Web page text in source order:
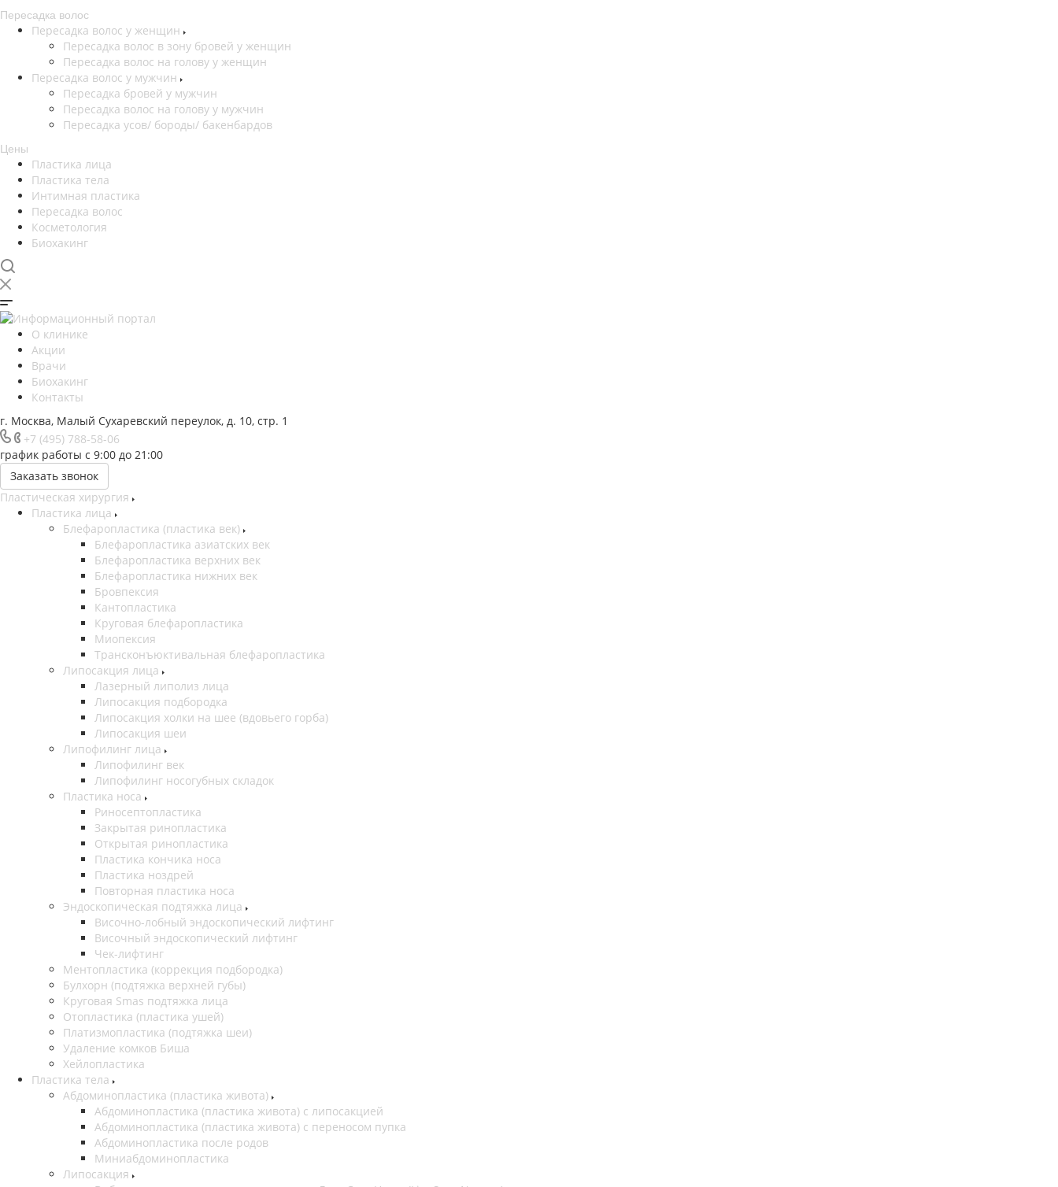
Пересадка волос
Пересадка волос у женщин
Пересадка волос в зону бровей у женщин
Пересадка волос на голову у женщин
Пересадка волос у мужчин
Пересадка бровей у мужчин
Пересадка волос на голову у мужчин
Пересадка усов/ бороды/ бакенбардов
Цены
Пластика лица
Пластика тела
Интимная пластика
Пересадка волос
Косметология
Биохакинг
О клинике
Акции
Врачи
Биохакинг
Контакты
г. Москва, Малый Сухаревский переулок, д. 10, стр. 1
+7 (495) 788-58-06
график работы с 9:00 до 21:00
Заказать звонок
Пластическая хирургия
Пластика лица
Блефаропластика (пластика век)
Блефаропластика азиатских век
Блефаропластика верхних век
Блефаропластика нижних век
Бровпексия
Кантопластика
Круговая блефаропластика
Миопексия
Трансконъюктивальная блефаропластика
Липосакция лица
Лазерный липолиз лица
Липосакция подбородка
Липосакция холки на шее (вдовьего горба)
Липосакция шеи
Липофилинг лица
Липофилинг век
Липофилинг носогубных складок
Пластика носа
Риносептопластика
Закрытая ринопластика
Открытая ринопластика
Пластика кончика носа
Пластика ноздрей
Повторная пластика носа
Эндоскопическая подтяжка лица
Височно-лобный эндоскопический лифтинг
Височный эндоскопический лифтинг
Чек-лифтинг
Ментопластика (коррекция подбородка)
Булхорн (подтяжка верхней губы)
Круговая Smas подтяжка лица
Отопластика (пластика ушей)
Платизмопластика (подтяжка шеи)
Удаление комков Биша
Хейлопластика
Пластика тела
Абдоминопластика (пластика живота)
Абдоминопластика (пластика живота) с липосакцией
Абдоминопластика (пластика живота) с переносом пупка
Абдоминопластика после родов
Миниабдоминопластика
Липосакция